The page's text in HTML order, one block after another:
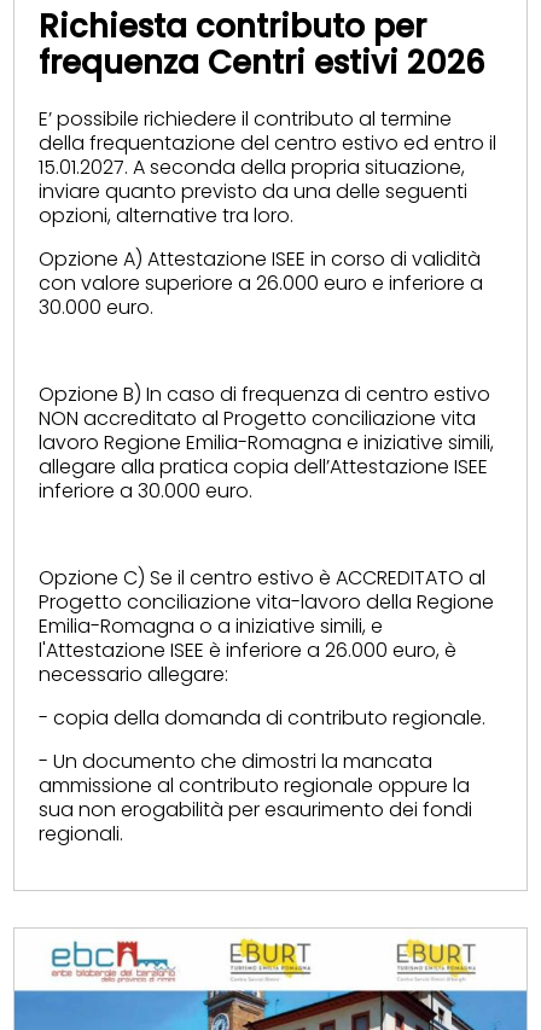
Richiesta contributo per
frequenza Centri estivi 2026
E’ possibile richiedere il contributo al termine
della frequentazione del centro estivo ed entro il
15.01.2027. A seconda della propria situazione,
inviare quanto previsto da una delle seguenti
opzioni, alternative tra loro.
Opzione A) Attestazione ISEE in corso di validità
con valore superiore a 26.000 euro e inferiore a
30.000 euro.
Opzione B) In caso di frequenza di centro estivo
NON accreditato al Progetto conciliazione vita
lavoro Regione Emilia-Romagna e iniziative simili,
allegare alla pratica copia dell’Attestazione ISEE
inferiore a 30.000 euro.
Opzione C) Se il centro estivo è ACCREDITATO al
Progetto conciliazione vita-lavoro della Regione
Emilia-Romagna o a iniziative simili, e
l'Attestazione ISEE è inferiore a 26.000 euro, è
necessario allegare:
- copia della domanda di contributo regionale.
- Un documento che dimostri la mancata
ammissione al contributo regionale oppure la
sua non erogabilità per esaurimento dei fondi
regionali.